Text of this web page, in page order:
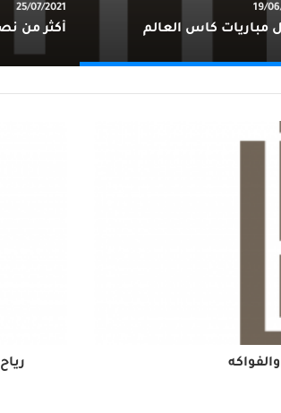
19/
مباريات كاس العالم
25/07/2021